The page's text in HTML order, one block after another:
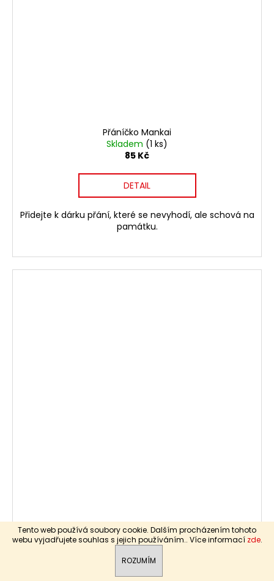
Tento web používá soubory cookie. Dalším procházením tohoto
webu vyjadřujete souhlas s jejich používáním.. Více informací zde.
ROZUMÍM
Přáníčko Mankai
Skladem (1 ks)
85 Kč
DETAIL
Přidejte k dárku přání, které se nevyhodí, ale schová na
památku.
Přáníčko Mankai
Skladem(2 ks)
85 Kč